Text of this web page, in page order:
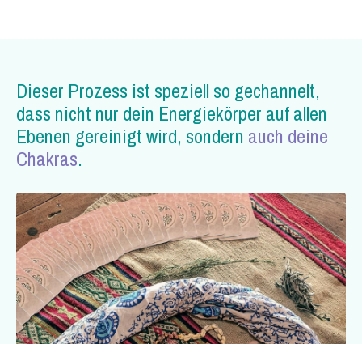
Dieser Prozess ist speziell so gechannelt,
dass nicht nur dein Energiekörper auf allen
Ebenen gereinigt wird, sondern auch deine
Chakras.